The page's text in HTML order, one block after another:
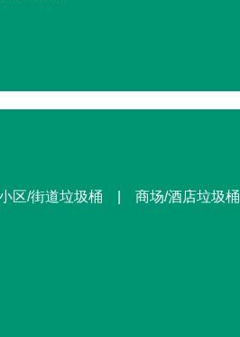
/街道垃圾桶 | 商场/酒店垃圾桶